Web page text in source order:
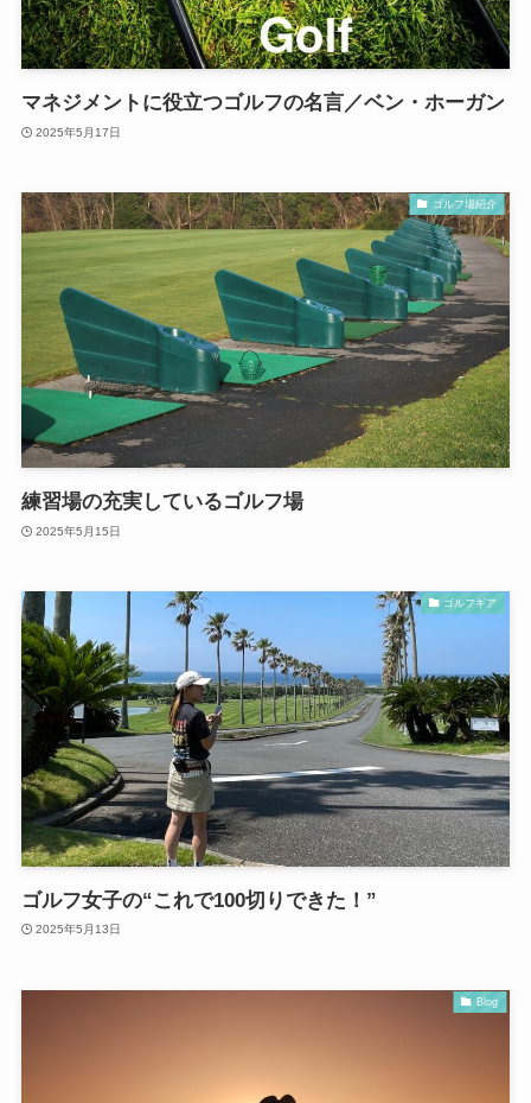
マネジメントに役立つゴルフの名言／ベン・ホーガン
2025年5月17日
ゴルフ場紹介
練習場の充実しているゴルフ場
2025年5月15日
ゴルフギア
ゴルフ女子の“これで100切りできた！”
2025年5月13日
Blog